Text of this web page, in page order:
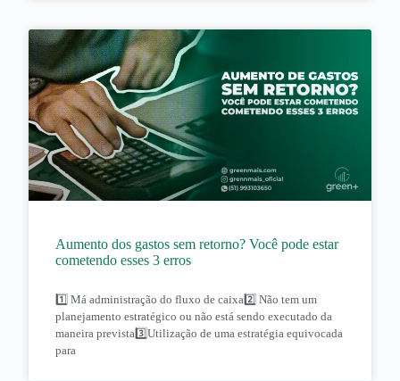
Aumento dos gastos sem retorno? Você pode estar
cometendo esses 3 erros
1️⃣ Má administração do fluxo de caixa2️⃣ Não tem um
planejamento estratégico ou não está sendo executado da
maneira prevista3️⃣Utilização de uma estratégia equivocada
para